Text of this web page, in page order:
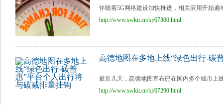
伴随着5G网络建设加快推进，相关应用开始
http://www.swkit.cn/kj/67300.html
高德地图在多地上线“绿色出行-碳
最近几天，高德地图宣布已在国内多个城市
http://www.swkit.cn/kj/67290.html